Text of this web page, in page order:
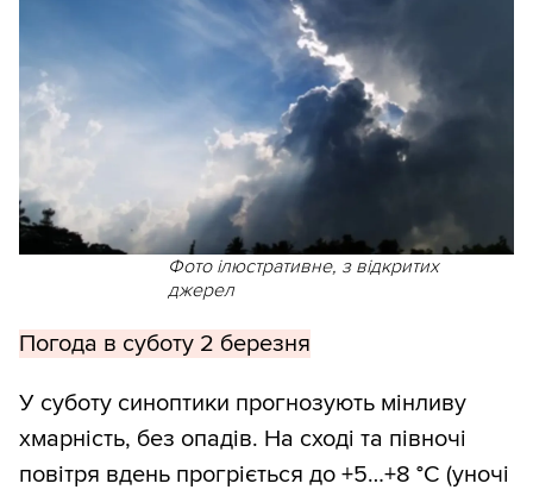
Фото ілюстративне, з відкритих
джерел
Погода в суботу 2 березня
У суботу синоптики прогнозують мінливу
хмарність, без опадів. На сході та півночі
повітря вдень прогріється до +5…+8 °С (уночі